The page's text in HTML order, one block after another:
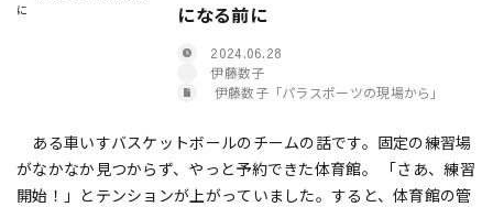
になる前に
2024.06.28
伊藤数子
伊藤数子「パラスポーツの現場から」
ある車いすバスケットボールのチームの話です。固定の練習場
がなかなか見つからず、やっと予約できた体育館。 「さあ、練習
開始！」とテンションが上がっていました。すると、体育館の管